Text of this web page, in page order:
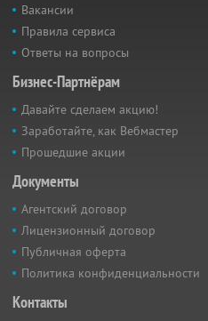
Вакансии
Правила сервиса
Ответы на вопросы
Бизнес-Партнёрам
Давайте сделаем акцию!
Заработайте, как Вебмастер
Прошедшие акции
Документы
Агентский договор
Лицензионный договор
Публичная оферта
Политика конфиденциальности
Контакты